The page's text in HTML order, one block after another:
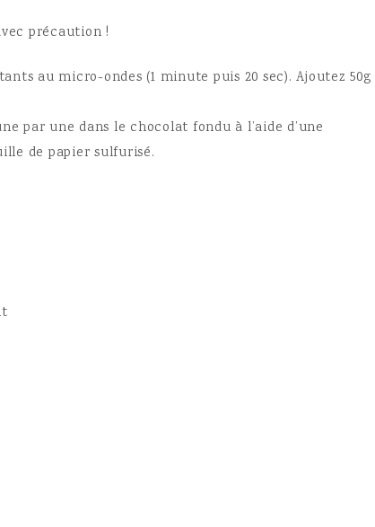
précaution !
au micro-ondes (1 minute puis 20 sec). Ajoutez 50g
par une dans le chocolat fondu à l’aide d’une
de papier sulfurisé.